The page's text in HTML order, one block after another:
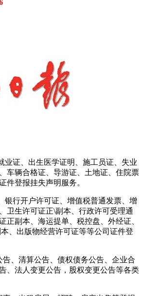
业证、出生医学证明、施工员证、失业
车辆合格证、导游证、土地证、住院票
件登报挂失声明服务。
银行开户许可证、增值税普通发票、增
卫生许可证正\副本、行政许可受理通
正副本、海运提单、税控盘、外经证、
、出版物经营许可证等等公司证件登
告、清算公告、债权债务公告、企业合
、法人变更公告，股权变更公告等各类